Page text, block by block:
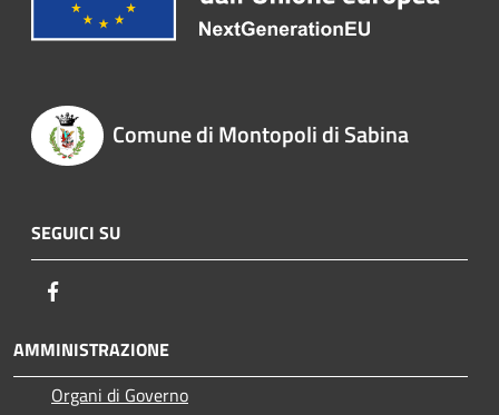
Comune di Montopoli di Sabina
SEGUICI SU
AMMINISTRAZIONE
Organi di Governo